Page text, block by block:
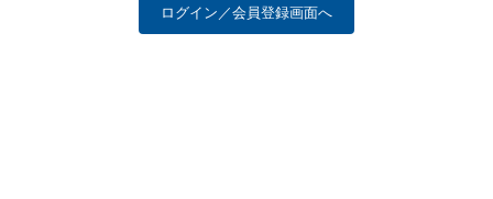
ログイン／会員登録画面へ